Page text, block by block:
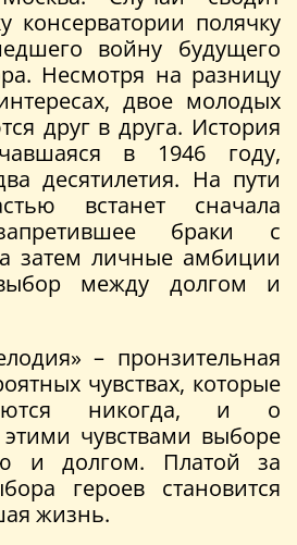
консерватории полячку
войну будущего
Несмотря на разницу
двое молодых
друг в друга. История
в 1946 году,
десятилетия. На пути
встанет сначала
браки с
затем личные амбиции
между долгом и
– пронзительная
чувствах, которые
никогда, и о
чувствами выборе
и долгом. Платой за
героев становится
жизнь.